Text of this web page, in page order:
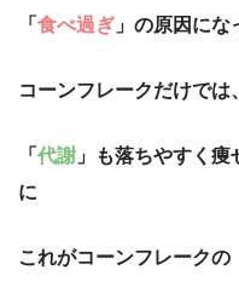
「 食べ過ぎ 」の原因にな
コーンフレークだけで
「 代謝 」も落ちやすく痩
に
これがコーンフレークの